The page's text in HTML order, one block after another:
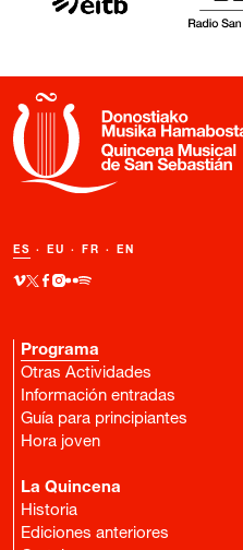
ES · EU · FR · EN
Programa
Otras Actividades
Información entradas
Guía para principiantes
Hora joven
La Quincena
Historia
Ediciones anteriores